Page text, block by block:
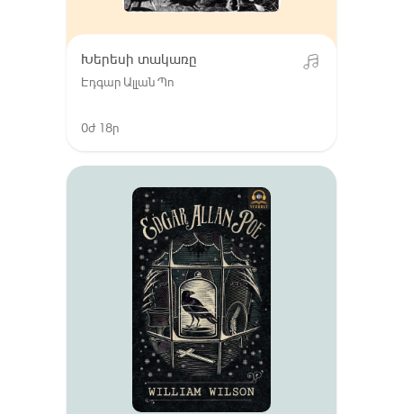
Խերեսի տակառը
Էդգար Ալլան Պո
0ժ 18ր